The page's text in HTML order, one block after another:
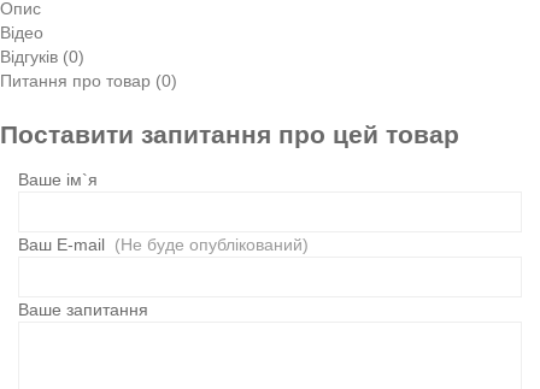
Опис
Відео
Відгуків (0)
Питання про товар (0)
Поставити запитання про цей товар
Ваше ім`я
Ваш E-mail (Не буде опублікований)
Ваше запитання